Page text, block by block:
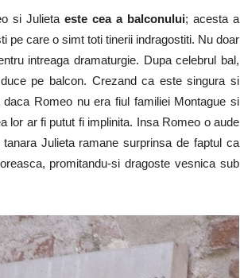
si Julieta este cea a balconului; acesta a
pe care o simt toti tinerii indragostiti. Nu doar
intreaga dramaturgie. Dupa celebrul bal,
pe balcon. Crezand ca este singura si
Romeo nu era fiul familiei Montague si
lor ar fi putut fi implinita. Insa Romeo o aude
Julieta ramane surprinsa de faptul ca
promitandu-si dragoste vesnica sub